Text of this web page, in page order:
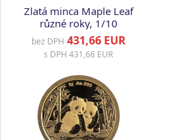
Zlatá minca Maple Leaf
různé roky, 1/10
bez DPH 431,66 EUR
s DPH 431,66 EUR